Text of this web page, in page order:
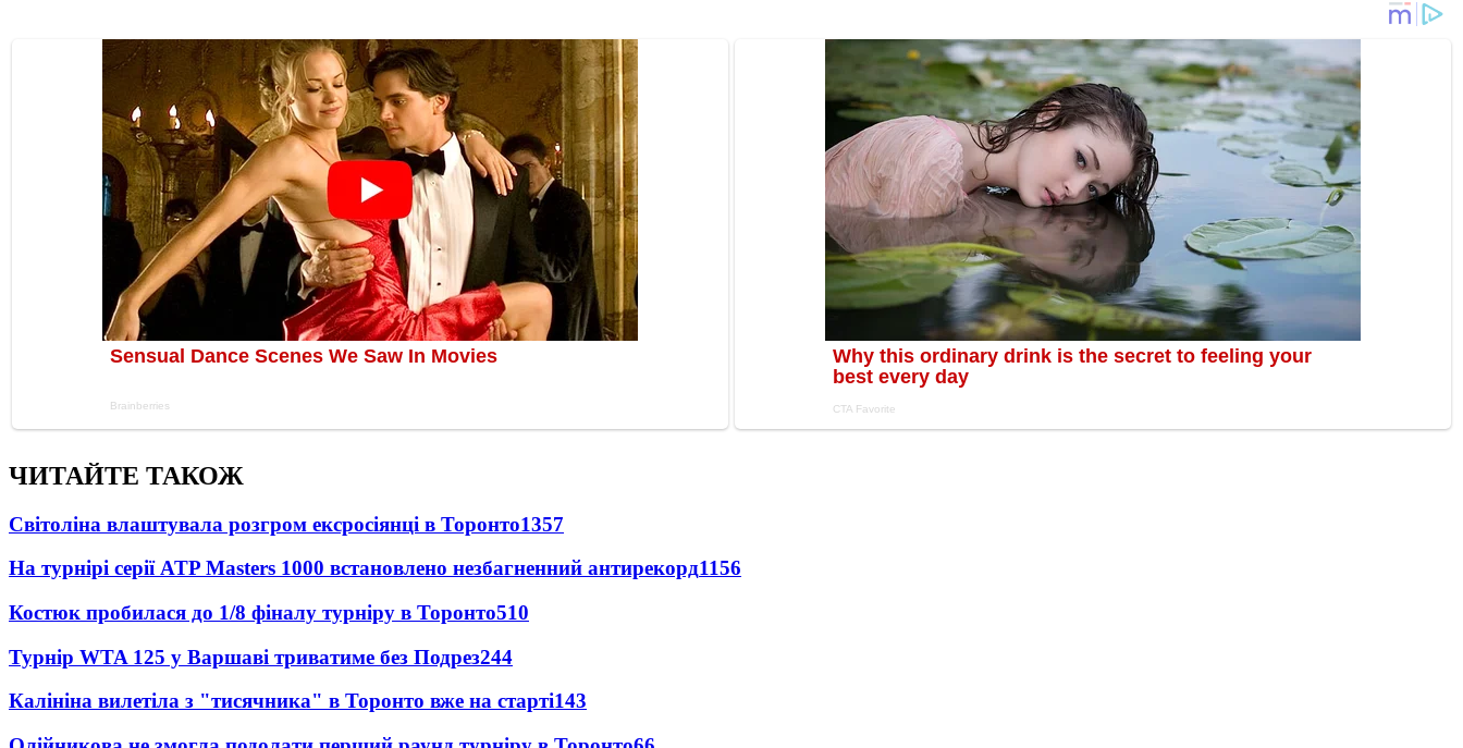
ЧИТАЙТЕ ТАКОЖ
Світоліна влаштувала розгром ексросіянці в Торонто1357
На турнірі серії ATP Masters 1000 встановлено незбагненний антирекорд1156
Костюк пробилася до 1/8 фіналу турніру в Торонто510
Турнір WTA 125 у Варшаві триватиме без Подрез244
Калініна вилетіла з "тисячника" в Торонто вже на старті143